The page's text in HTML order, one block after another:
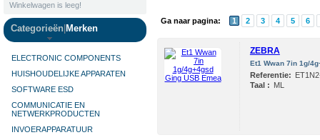
Winkelwagen is leeg!
Categorieën Merken
ELECTRONIC COMPONENTS
HUISHOUDELIJKE APPARATEN
SOFTWARE ESD
COMMUNICATIE EN
NETWERKPRODUCTEN
INVOERAPPARATUUR
Ga naar pagina: 1 2 3 4 5 6
ZEBRA
Et1 Wwan 7in 1g/
Referentie:
Taal : ML